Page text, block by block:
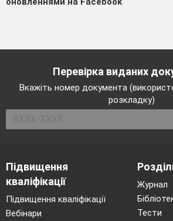
Перевірка виданих
Вкажіть номер документа
розкладку)
Підвищення
кваліфікації
Підвищення кваліфікації
Вебінари
Журнал
Тести